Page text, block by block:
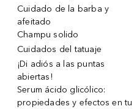
Cuidado de la barba y
afeitado
Champu solido
Cuidados del tatuaje
¡Di adiós a las puntas
abiertas!
Serum ácido glicólico:
propiedades y efectos en tu